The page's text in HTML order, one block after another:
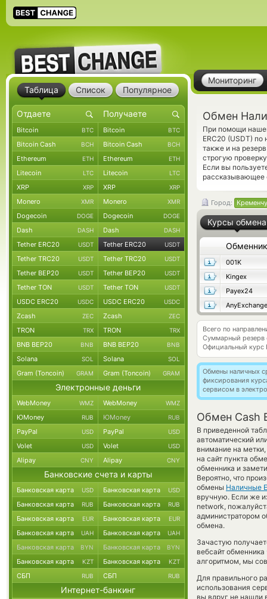
Мониторинг
Обмен
При помощи
ERC20 (USDT)
также и на
строгую
Если вы
рассказывающее
Город:
Курсы обмена
Обменник
001K
Kingex
Payex24
AnyExchange
Всего по
Суммарный резерв
Официальный курс
Обмены наличных
фиксирования
сервисом в
Обмен Cash
В приведенной
автоматический
внимание на
на сайт пункта
обменника и
Вероятно, что
обмены Наличные
вручную. Если же
network,
администратором
обмена.
Зачастую
вебсайт
алгоритмом, мы
Для правильного
использования
вы вдруг не нашли
Таблица Список Популярное
Bitcoin BTC Bitcoin BTC
Bitcoin Cash BCH Bitcoin Cash BCH
Ethereum ETH Ethereum ETH
Litecoin LTC Litecoin LTC
XRP XRP XRP XRP
Monero XMR Monero XMR
Dogecoin DOGE Dogecoin DOGE
Dash DASH Dash DASH
Tether ERC20 USDT Tether ERC20 USDT
Tether TRC20 USDT Tether TRC20 USDT
Tether BEP20 USDT Tether BEP20 USDT
Tether TON USDT Tether TON USDT
USDC ERC20 USDC USDC ERC20 USDC
Zcash ZEC Zcash ZEC
TRON TRX TRON TRX
BNB BEP20 BNB BNB BEP20 BNB
Solana SOL Solana SOL
Gram (Toncoin) GRAM Gram (Toncoin) GRAM
Электронные деньги
WebMoney WMZ WebMoney WMZ
ЮMoney RUB ЮMoney RUB
PayPal USD PayPal USD
Volet USD Volet USD
Alipay CNY Alipay CNY
Банковские счета и карты
Банковская карта USD Банковская карта USD
Банковская карта RUB Банковская карта RUB
Банковская карта EUR Банковская карта EUR
Банковская карта UAH Банковская карта UAH
Банковская карта BYN Банковская карта BYN
Банковская карта KZT Банковская карта KZT
СБП RUB СБП RUB
Интернет-банкинг